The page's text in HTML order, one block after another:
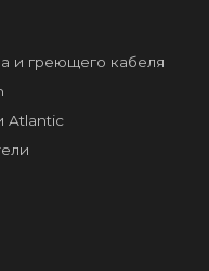
и греющего кабеля
Atlantic